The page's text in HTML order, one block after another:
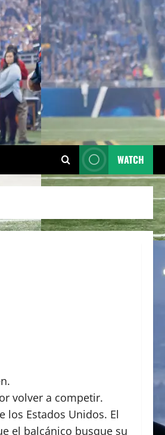
WATCH
volver a competir.
los Estados Unidos. El
el balcánico busque su